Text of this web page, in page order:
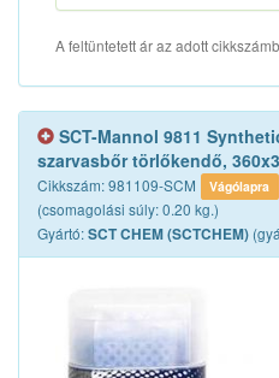
A feltüntetett ár az adott
SCT-Mannol 9811
szarvasbőr törlőkendő,
Cikkszám: 981109-SCM Vágólapra
(csomagolási súly: 0.20 kg.)
Gyártó:SCT CHEM (SCTCHEM)